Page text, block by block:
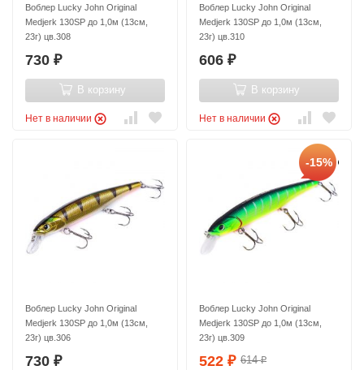
Воблер Lucky John Original
Medjerk 130SP до 1,0м (13см,
23г) цв.308
730 ₽
В корзину
Нет в наличии
Воблер Lucky John Original
Medjerk 130SP до 1,0м (13см,
23г) цв.310
606 ₽
В корзину
Нет в наличии
Воблер Lucky John Original
Medjerk 130SP до 1,0м (13см,
23г) цв.306
730 ₽
-15%
Воблер Lucky John Original
Medjerk 130SP до 1,0м (13см,
23г) цв.309
522 ₽ 614₽